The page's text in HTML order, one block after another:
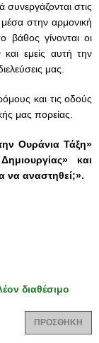
συνεργάζονται στις
στην αρμονική
γίνονται οι
εμείς αυτή την
μας.
και τις οδούς
μας πορείας.
Ουράνια Τάξη»
» και
να αναστηθεί;».
διαθέσιμο
ΠΡΟΣΘΗΚΗ